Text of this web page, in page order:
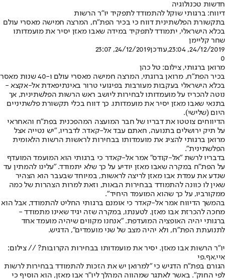
חדשות טכנולוגיה
דיווח: ברגותי שוקל להתמודד לתפקיד יו"ר הרשות
בתקשורת הפלשתינית דווח כי בכיר הפת"ח, המרצה חמישה מאסרי עולם
בכלא הישראלי, יתמודד לתפקיד במידה שאבו מאזן יסיר את מועמדותו
שחר קליימן
24/12/2019, 23:04
,עודכן24/12/2019, 23:07
0
מרואן ברגותי, צילום: טל כהן
בכיר הפת"ח, מרואן ברוגתי, המרצה חמישה מאסרי עולם ו-40 שנות מאסר
בכלא הישראלי בעקבות מעורבות בפיגועי טרור באינתיפאדת אל-אקצא -
נוטה להכריז על מועמדותו לבחירות ליושב ראש הרשות הפלשתינית, אך
בתנאי שאבו מאזן יסיר את מועמדותו. כך דווח בכלי תקשורת פלשתיניים
היום (שלישי).
הדיווחים צוטטו את דבריו של חבר המועצה המהפכנית בפת"ח והאחראי
על תיק ירושלים בתנועה, חאתם עבד אל-קאדר. לדבריו, "יש נטייה אצל
מרואן ברגותי להציג את מועמדותו בבחירות לראשות הרשות הלאומית
הפלשתינית".
בדבריו לרשת "אל-קודס" אמר אל-קאדר כי ברגותי הוא המועמד המועדף
על הפת"ח במקרה שאבו מאזן יודיע על כך שלא יתמודד. "עלינו להמתין עד
שנדע את עמדת אבו מאזן לריצה לראשות, במיוחד שבעבר הוא הצהיר
שאין לו כוונה להתמודד בבחירות הבאות, וזאת למרות הצהרות של כמה
ממקורביו, על כך שהוא המועמד היחיד".
בהמשך הדיווח אמר אל-קאדר כי אומנם ברגותי החליט להתמודד, אבל הוא
מחכה להכרזת אבו מאזן. לטענתו, במקרה שזה יגיד שאינו מתמודד -
ברגותי יהיה האופציה המועדפת. "אנחנו מקווים שיהיה מועמד אחד
לתנועתת הפת"ח, ולא יהיה מצב של שני מועמדים", הדגיש.
יו"ר הרשות אבו מאזן. יסיר את מועמדותו בבחירות הקרובות? // צילום:
איי.אף.פי
הגורם בפת"ח הדגיש כי "למרואן יש את הזכות להתמודד בבחירות לרשות
לפי החוק". באשר לאתגר שמהווה המהלך ליו"ר אבו מאזן, הוא הוסיף כי